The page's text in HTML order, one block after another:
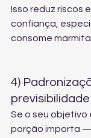
Isso reduz riscos
confiança,
consome
4)
Se o seu objetivo
porção importa —